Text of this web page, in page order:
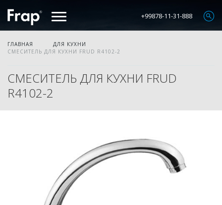
+99878-11-31-888
ГЛАВНАЯ
ДЛЯ КУХНИ
СМЕСИТЕЛЬ ДЛЯ КУХНИ FRUD R4102-2
СМЕСИТЕЛЬ ДЛЯ КУХНИ FRUD
R4102-2